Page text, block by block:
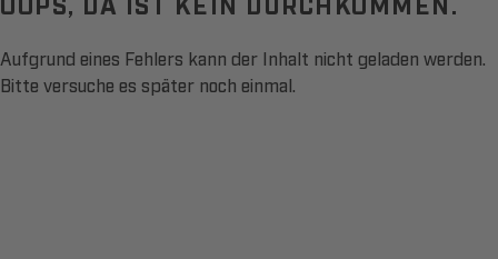
Aufgrund eines Fehlers kann der Inhalt nicht geladen werden.
Bitte versuche es später noch einmal.